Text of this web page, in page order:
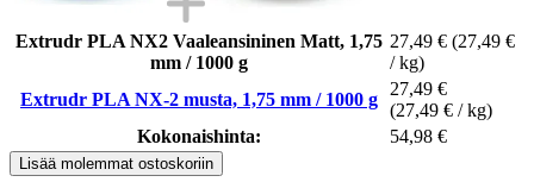
Extrudr PLA NX2 Vaaleansininen Matt, 1,75
mm / 1000 g
27,49 € (27,49 €
/ kg)
Extrudr PLA NX-2 musta, 1,75 mm / 1000 g
27,49 €
(27,49 € / kg)
Kokonaishinta:
54,98 €
Lisää molemmat ostoskoriin